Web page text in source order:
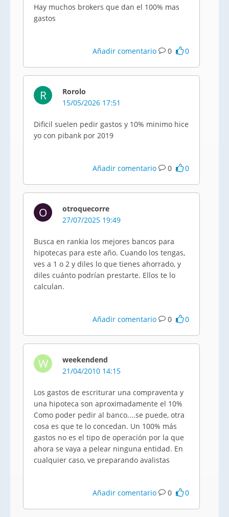
Hay muchos brokers que dan el 100% mas
gastos
Añadir comentario 0 0
R
Rorolo
15/05/2026 17:51
Dificil suelen pedir gastos y 10% minimo hice
yo con pibank por 2019
Añadir comentario 0 0
O
otroquecorre
27/07/2025 19:49
Busca en rankia los mejores bancos para
hipotecas para este año. Cuando los tengas,
ves a 1 o 2 y diles lo que tienes ahorrado, y
diles cuánto podrían prestarte. Ellos te lo
calculan.
Añadir comentario 0 0
W
weekendend
21/04/2010 14:15
Los gastos de escriturar una compraventa y
una hipoteca son aproximadamente el 10%
Como poder pedir al banco....se puede, otra
cosa es que te lo concedan. Un 100% más
gastos no es el tipo de operación por la que
ahora se vaya a pelear ninguna entidad. En
cualquier caso, ve preparando avalistas
Añadir comentario 0 0